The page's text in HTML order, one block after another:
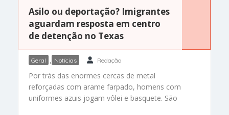
Asilo ou deportação? Imigrantes
aguardam resposta em centro
de detenção no Texas
Geral , Notícias Redação
Por trás das enormes cercas de metal
reforçadas com arame farpado, homens com
uniformes azuis jogam vôlei e basquete. São